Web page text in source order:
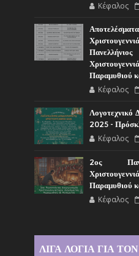
Κέφαλος
Παραμυθιού
Κέφαλος
Λογοτεχνικό
2025 -
Κέφαλος
2ος
Παραμυθιού
Κέφαλος
ΛΙΓΑ ΛΟΓΙΑ ΓΙΑ